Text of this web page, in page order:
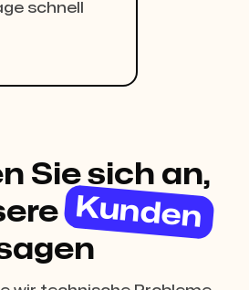
schnell
Sie sich an,
Kunden